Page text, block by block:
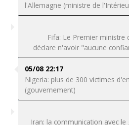
l'Allemagne (ministre de
Fifa: Le Premier ministre
déclare n'avoir "aucune
05/08 22:17
Nigeria: plus de 300 victimes
(gouvernement)
Iran: la communication avec